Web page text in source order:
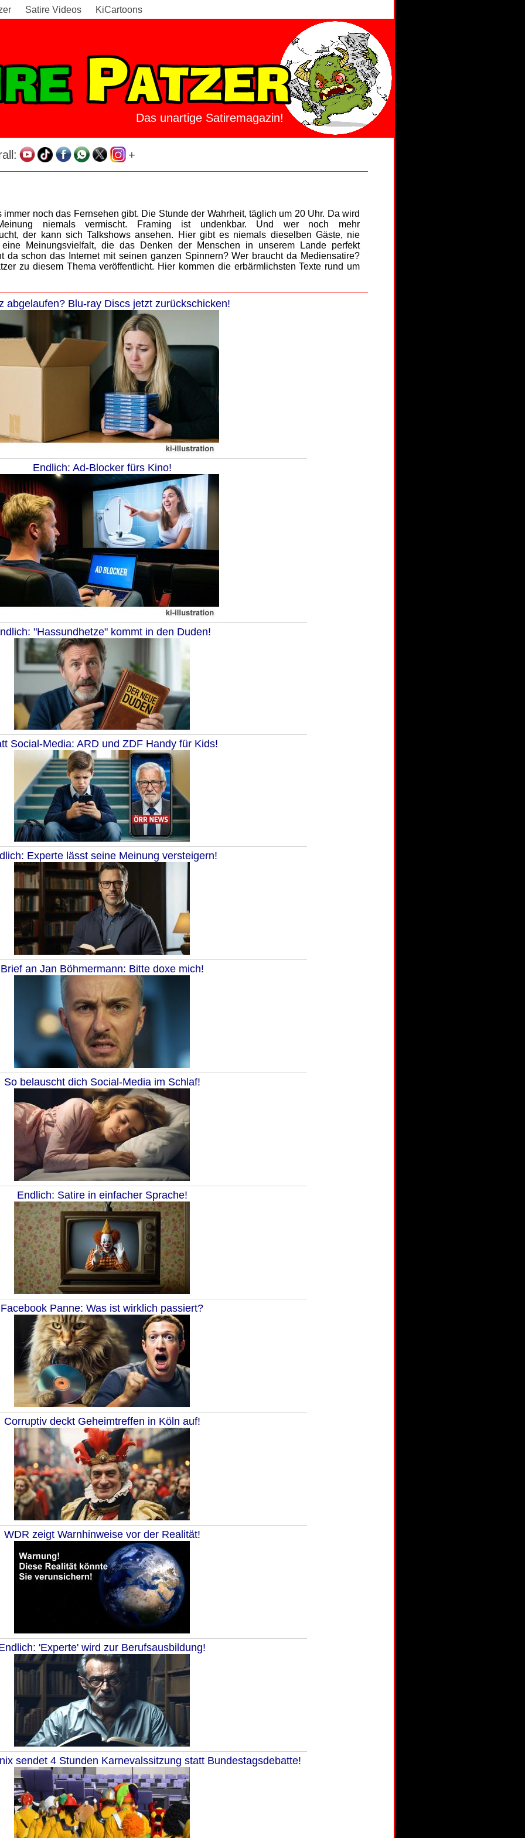
Satire Videos KiCartoons
Das unartige Satiremagazin!
+
immer noch das Fernsehen gibt. Die Stunde der Wahrheit, täglich um 20 Uhr. Da wird
niemals vermischt. Framing ist undenkbar. Und wer noch mehr
der kann sich Talkshows ansehen. Hier gibt es niemals dieselben Gäste, nie
Meinungsvielfalt, die das Denken der Menschen in unserem Lande perfekt
da schon das Internet mit seinen ganzen Spinnern? Wer braucht da Mediensatire?
zu diesem Thema veröffentlicht. Hier kommen die erbärmlichsten Texte rund um
abgelaufen? Blu-ray Discs jetzt zurückschicken!
Endlich: Ad-Blocker fürs Kino!
"Hassundhetze" kommt in den Duden!
Social-Media: ARD und ZDF Handy für Kids!
Experte lässt seine Meinung versteigern!
Brief an Jan Böhmermann: Bitte doxe mich!
So belauscht dich Social-Media im Schlaf!
Endlich: Satire in einfacher Sprache!
Facebook Panne: Was ist wirklich passiert?
Corruptiv deckt Geheimtreffen in Köln auf!
WDR zeigt Warnhinweise vor der Realität!
'Experte' wird zur Berufsausbildung!
sendet 4 Stunden Karnevalssitzung statt Bundestagsdebatte!